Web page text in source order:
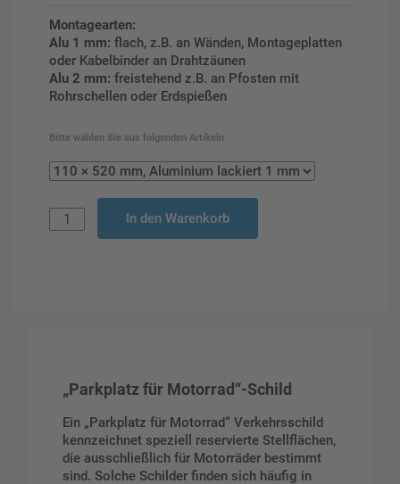
Montagearten:
Alu 1 mm: flach, z.B. an Wänden, Montageplatten
oder Kabelbinder an Drahtzäunen
Alu 2 mm: freistehend z.B. an Pfosten mit
Rohrschellen oder Erdspießen
Bitte wählen Sie aus folgenden Artikeln
In den Warenkorb
„Parkplatz für Motorrad“-Schild
Ein „Parkplatz für Motorrad“ Verkehrsschild
kennzeichnet speziell reservierte Stellflächen,
die ausschließlich für Motorräder bestimmt
sind. Solche Schilder finden sich häufig in